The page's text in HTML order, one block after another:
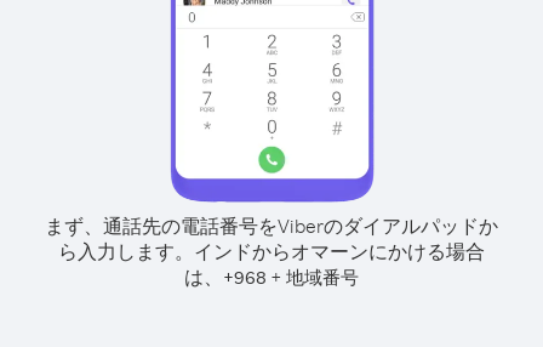
まず、通話先の電話番号をViberのダイアルパッドか
ら入力します。 インドからオマーンにかける場合
は、 +968 + 地域番号